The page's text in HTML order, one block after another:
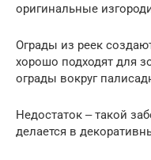
оригинальные
Ограды из реек
хорошо подходят для
ограды вокруг
Недостаток ‒ такой
делается в